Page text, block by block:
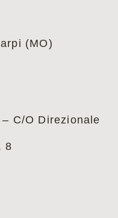
(MO)
C/O Direzionale
8